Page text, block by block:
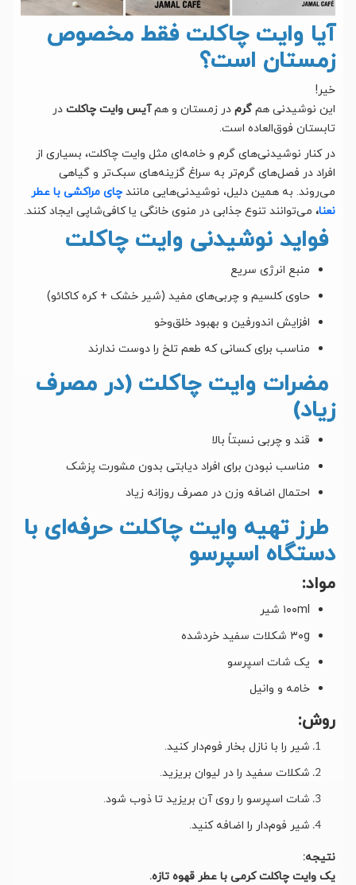
آیا وایت چاکلت فقط مخصوص
زمستان است؟
خیر!
این نوشیدنی هم گرم در زمستان و همآیس وایت چاکلت در
تابستان فوق‌العاده است.
در کنار نوشیدنی‌های گرم و خامه‌ای مثل وایت چاکلت، بسیاری از
افراد در فصل‌های گرم‌تر به سراغ گزینه‌های سبک‌تر و گیاهی
می‌روند. به همین دلیل، نوشیدنی‌هایی مانند چای مراکشی با عطر
نعنا، می‌توانند تنوع جذابی در منوی خانگی یا کافی‌شاپی ایجاد کنند.
فواید نوشیدنی وایت چاکلت
منبع انرژی سریع
حاوی کلسیم و چربی‌های مفید (شیر خشک + کره کاکائو)
افزایش اندورفین و بهبود خلق‌وخو
مناسب برای کسانی که طعم تلخ را دوست ندارند
مضرات وایت چاکلت (در مصرف
زیاد)
قند و چربی نسبتاً بالا
مناسب نبودن برای افراد دیابتی بدون مشورت پزشک
احتمال اضافه وزن در مصرف روزانه زیاد
طرز تهیه وایت چاکلت حرفه‌ای با
دستگاه اسپرسو
مواد:
۱۰۰ml شیر
۳۰g شکلات سفید خردشده
یک شات اسپرسو
خامه و وانیل
روش:
شیر را با نازل بخار فوم‌دار کنید.
شکلات سفید را در لیوان بریزید.
شات اسپرسو را روی آن بریزید تا ذوب شود.
شیر فوم‌دار را اضافه کنید.
نتیجه:
یک وایت چاکلت کرمی با عطر قهوه تازه.